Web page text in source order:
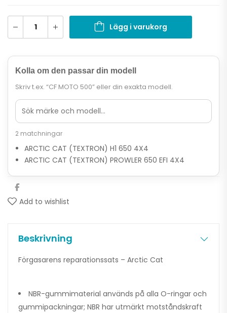
Lägg i varukorg
Kolla om den passar din modell
Skriv t.ex. “CF MOTO 500” eller din exakta modell.
2 matchningar
ARCTIC CAT (TEXTRON) H1 650 4X4
ARCTIC CAT (TEXTRON) PROWLER 650 EFI 4X4
Add to wishlist
Beskrivning
Förgasarens reparationssats – Arctic Cat
NBR-gummimaterial används på alla O-ringar och
gummipackningar; NBR har utmärkt motståndskraft